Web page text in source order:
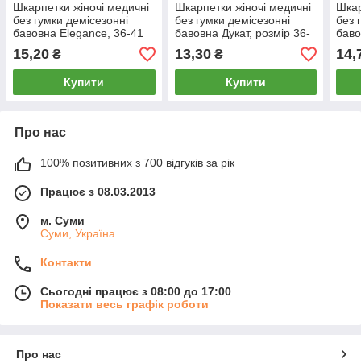
Шкарпетки жіночі медичні
без гумки демісезонні
бавовна Elegance, 36-41
розмір, асорті, 02373
15,20 ₴
Купити
Шкарпетки жіночі медичні
без гумки демісезонні
бавовна Дукат, розмір 36-
40, асорті, 011
13,30₴
Купити
без
40,
Про нас
100% позитивних з 700 відгуків за рік
Працює з 08.03.2013
м. Суми
Суми, Україна
Контакти
Сьогодні працює з 08:00 до 17:00
Показати весь графік роботи
Про нас